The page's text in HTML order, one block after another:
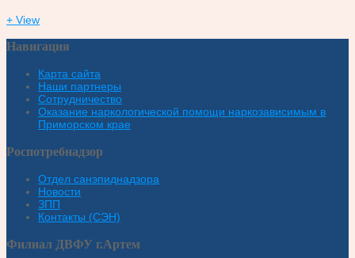
+ View
Навигация
Карта сайта
Наши партнеры
Сотрудничество
Оказание наркологической помощи наркозависимым в
Приморском крае
Роспотребнадзор
Отдел санэпиднадзора
Новости
ЗПП
Контакты (СЭН)
Филиал ДВФУ г.Артем